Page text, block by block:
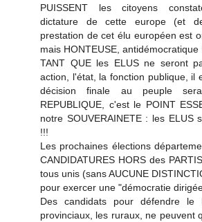
PUISSENT les citoyens
dictature de cette europe (et
prestation de cet élu européen est
mais HONTEUSE, antidémocratique
TANT QUE les ELUS ne seront
action, l'état, la fonction publique, il
décision finale au peuple
REPUBLIQUE, c'est le POINT
notre SOUVERAINETE : les ELUS
!!!
Les prochaines élections
CANDIDATURES HORS des
tous unis (sans AUCUNE
pour exercer une "démocratie
Des candidats pour défendre le
provinciaux, les ruraux, ne peuvent